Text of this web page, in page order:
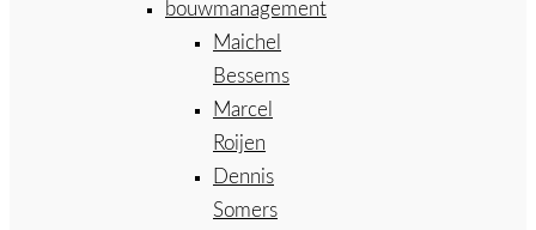
bouwmanagement
Maichel
Bessems
Marcel
Roijen
Dennis
Somers